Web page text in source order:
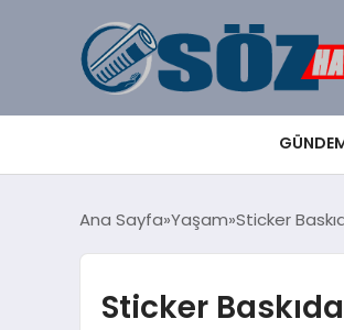
Ana Sayfa Yaşam Sticker
Sticker